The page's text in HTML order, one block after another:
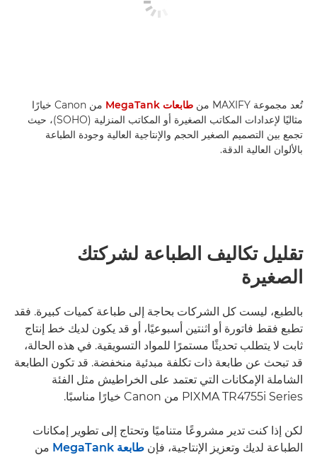
تُعد مجموعة MAXIFY من طابعات MegaTank
من Canon خيارًا
مثاليًا لإعدادات المكاتب الصغيرة أو المكاتب المنزلية (SOHO)، حيث
تجمع بين التصميم الصغير الحجم والإنتاجية العالية وجودة الطباعة
بالألوان العالية الدقة.
تقليل تكاليف الطباعة لشركتك
الصغيرة
بالطبع، ليست كل الشركات بحاجة إلى طباعة كميات كبيرة. فقد
تطبع فقط فاتورة أو اثنتين أسبوعيًا، أو قد يكون لديك خط إنتاج
ثابت لا يتطلب تحديثًا مستمرًا للمواد التسويقية. في هذه الحالة،
قد تبحث عن طابعة ذات تكلفة مبدئية منخفضة. قد تكون الطابعة
الشاملة الإمكانات التي تعتمد على الخراطيش مثل الفئة
PIXMA TR4755i Series من Canon خيارًا مناسبًا.
لكن إذا كنت تدير مشروعًا متناميًا وتحتاج إلى تطوير إمكانات
الطباعة لديك وتعزيز الإنتاجية، فإن طابعة MegaTank
من